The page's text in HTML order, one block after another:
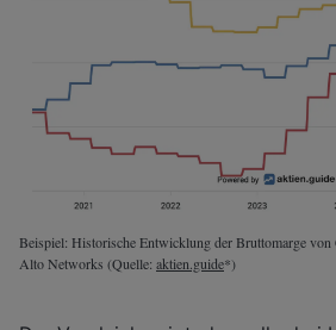
Beispiel: Historische Entwicklung der Bruttomarge
Alto Networks (Quelle: aktien.guide*)